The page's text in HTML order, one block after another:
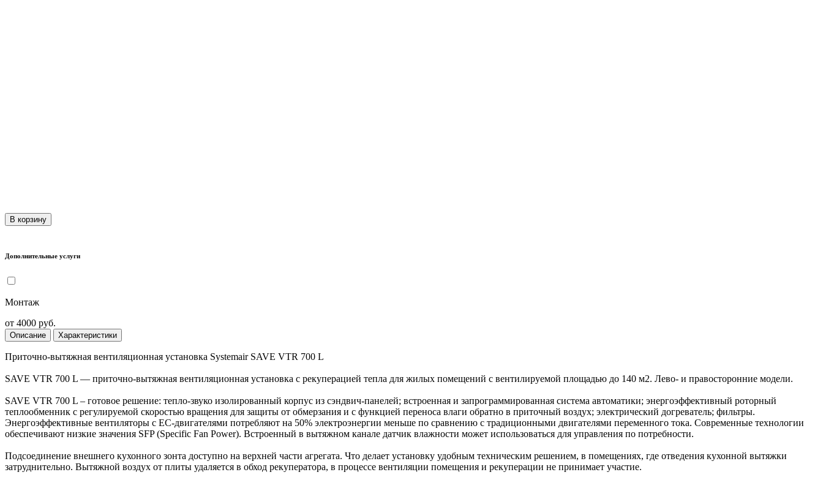
В корзину
Дополнительные услуги
Монтаж
от 4000 руб.
Описание Характеристики
Приточно-вытяжная вентиляционная установка Systemair SAVE VTR 700 L
SAVE VTR 700 L — приточно-вытяжная вентиляционная установка с рекуперацией тепла для жилых помещений с вентилируемой площадью до 140 м2. Лево- и правосторонние модели.
SAVE VTR 700 L – готовое решение: тепло-звуко изолированный корпус из сэндвич-панелей; встроенная и запрограммированная система автоматики; энергоэффективный роторный
теплообменник с регулируемой скоростью вращения для защиты от обмерзания и с функцией переноса влаги обратно в приточный воздух; электрический догреватель; фильтры.
Энергоэффективные вентиляторы с EC-двигателями потребляют на 50% электроэнергии меньше по сравнению с традиционными двигателями переменного тока. Современные технологии
обеспечивают низкие значения SFP (Specific Fan Power). Встроенный в вытяжном канале датчик влажности может использоваться для управления по потребности.
Подсоединение внешнего кухонного зонта доступно на верхней части агрегата. Что делает установку удобным техническим решением, в помещениях, где отведения кухонной вытяжки
затруднительно. Вытяжной воздух от плиты удаляется в обход рекуператора, в процессе вентиляции помещения и рекуперации не принимает участие.